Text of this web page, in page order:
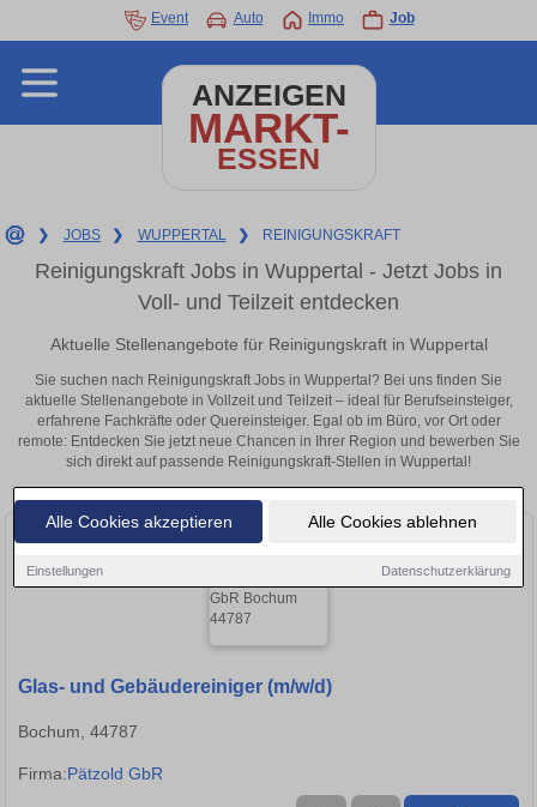
Alle Cookies akzeptieren Alle Cookies ablehnen
Einstellungen Datenschutzerklärung
Event Auto Immo Job
ANZEIGEN
MARKT-
ESSEN
❯ JOBS ❯ WUPPERTAL ❯ REINIGUNGSKRAFT
Reinigungskraft Jobs in Wuppertal - Jetzt Jobs in
Voll- und Teilzeit entdecken
Aktuelle Stellenangebote für Reinigungskraft in Wuppertal
Sie suchen nach Reinigungskraft Jobs in Wuppertal? Bei uns finden Sie
aktuelle Stellenangebote in Vollzeit und Teilzeit – ideal für Berufseinsteiger,
erfahrene Fachkräfte oder Quereinsteiger. Egal ob im Büro, vor Ort oder
remote: Entdecken Sie jetzt neue Chancen in Ihrer Region und bewerben Sie
sich direkt auf passende Reinigungskraft-Stellen in Wuppertal!
Glas- und Gebäudereiniger (m/w/d)
Bochum, 44787
Firma:Pätzold GbR